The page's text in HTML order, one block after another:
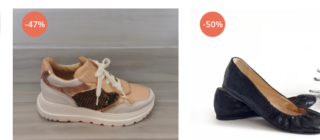
-47% -50%